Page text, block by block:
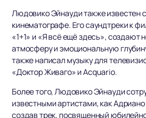
Людовико Эйнауди также известен
кинематографе. Его саундтреки к
«1+1» и «Я всё ещё здесь», создают
атмосферу и эмоциональную
также написал музыку для
«Доктор Живаго» и Acquario.
Более того, Людовико Эйнауди
известными артистами, как
создав трек, посвященный